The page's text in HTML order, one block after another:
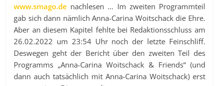
www.smago.de nachlesen … Im zweiten Programmteil
gab sich dann nämlich Anna-Carina Woitschack die Ehre.
Aber an diesem Kapitel fehlte bei Redaktionsschluss am
26.02.2022 um 23:54 Uhr noch der letzte Feinschliff.
Deswegen geht der Bericht über den zweiten Teil des
Programms „Anna-Carina Woitschack & Friends“ (und
dann auch tatsächlich mit Anna-Carina Woitschack) erst